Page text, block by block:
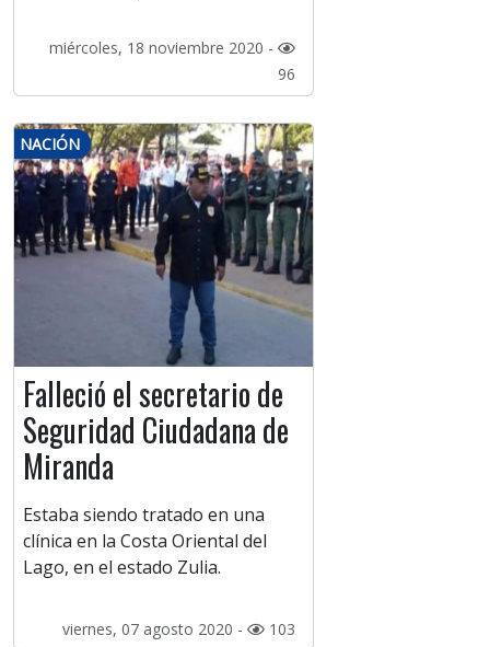
miércoles, 18 noviembre 2020 -
96
NACIÓN
Falleció el secretario de
Seguridad Ciudadana de
Miranda
Estaba siendo tratado en una
clínica en la Costa Oriental del
Lago, en el estado Zulia.
viernes, 07 agosto 2020 - 103